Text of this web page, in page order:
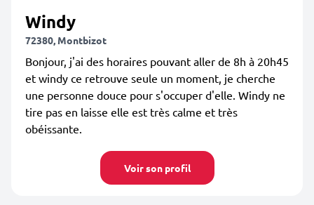
Windy
72380, Montbizot
Bonjour, j'ai des horaires pouvant aller de 8h à 20h45
et windy ce retrouve seule un moment, je cherche
une personne douce pour s'occuper d'elle. Windy ne
tire pas en laisse elle est très calme et très
obéissante.
Voir son profil